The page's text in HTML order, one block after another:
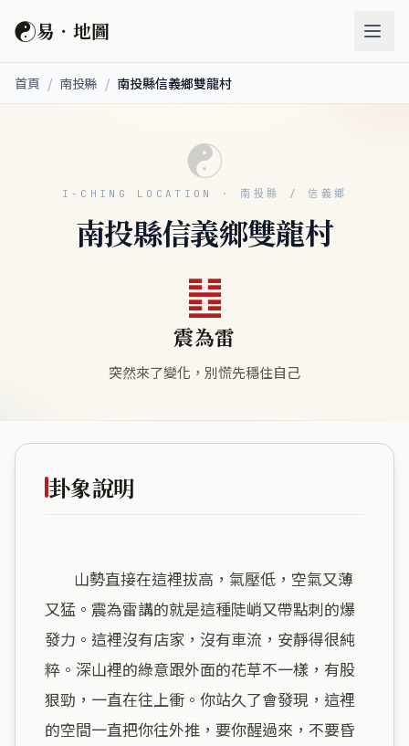
☯易．地圖
首頁 / 南投縣 / 南投縣信義鄉雙龍村
☯
I-CHING LOCATION · 南投縣 / 信義鄉
南投縣信義鄉雙龍村
䷲
震為雷
突然來了變化，別慌先穩住自己
卦象說明
又猛。震為雷講的就是這種陡峭又帶點刺的爆
發力。這裡沒有店家，沒有車流，安靜得很純
粹。深山裡的綠意跟外面的花草不一樣，有股
狠勁，一直在往上衝。你站久了會發現，這裡
的空間一直把你往外推，要你醒過來，不要昏